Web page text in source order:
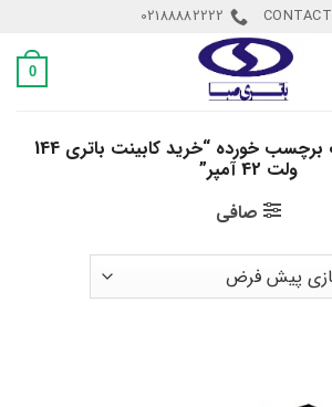
CONTACT
02188882222
0
محصولات برچسب خورده “خرید کابینت باتری 144
ولت 42 آمپر”
صافی